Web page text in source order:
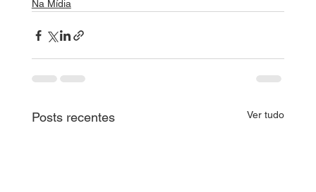
Na Mídia
Posts recentes Ver tudo